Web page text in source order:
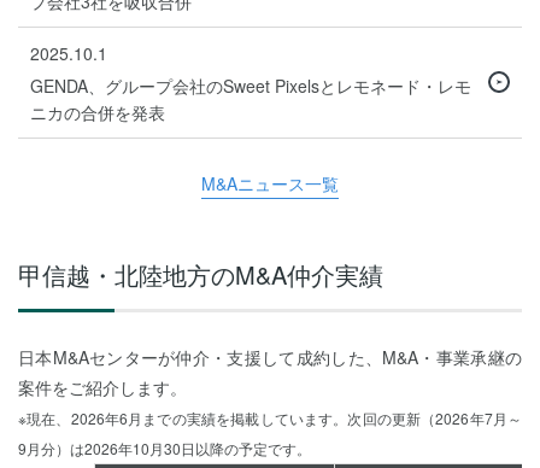
2025.10.1
GENDA、グループ会社のSweet Pixelsとレモネード・レモ
ニカの合併を発表
M&Aニュース一覧
甲信越・北陸地方のM&A仲介実績
日本M&Aセンターが仲介・支援して成約した、M&A・事業承継の
案件をご紹介します。
※現在、2026年6月までの実績を掲載しています。次回の更新（2026年7月～
9月分）は2026年10月30日以降の予定です。